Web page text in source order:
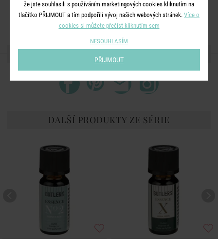
Likvidace:Obsah/obal zlikvidujte v souladu s místními,
národními a mezinárodními předpisy.
SDÍLEJTE S PŘÁTELI
DALŠÍ PRODUKTY ZE SÉRIE
že jste souhlasili s používáním marketingových cookies kliknutím na
tlačítko PŘIJMOUT a tím podpořili vývoj našich webových stránek. Více o
cookies si můžete přečíst kliknutím sem
NESOUHLASÍM
PŘIJMOUT